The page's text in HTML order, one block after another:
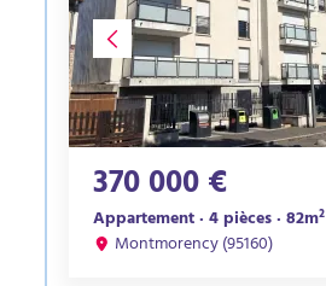
370 000 €
Appartement · 4 pièces · 82m²
Montmorency (95160)